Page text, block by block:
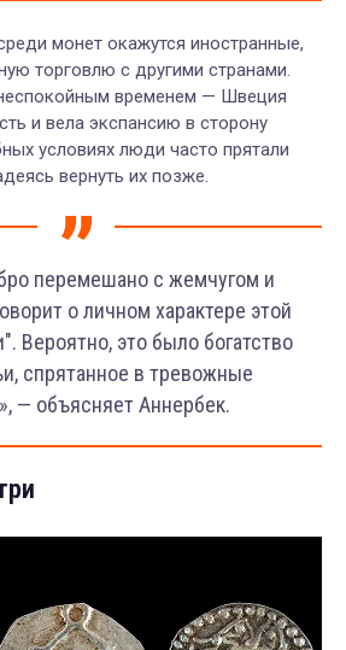
монет окажутся иностранные,
торговлю с другими странами.
временем — Швеция
и вела экспансию в сторону
условиях люди часто прятали
вернуть их позже.
перемешано с жемчугом и
о личном характере этой
Вероятно, это было богатство
спрятанное в тревожные
— объясняет Аннербек.